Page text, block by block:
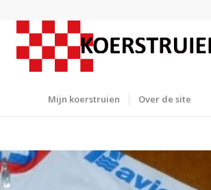
Mijn koerstruien Over de site